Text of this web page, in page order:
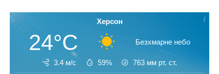
Херсон
24°C Безхмарне небо
3.4 м/с 59% 763 мм рт. ст.